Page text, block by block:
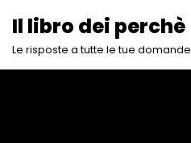
Vai
Il libro dei perchè
Le risposte a tutte le tue domande